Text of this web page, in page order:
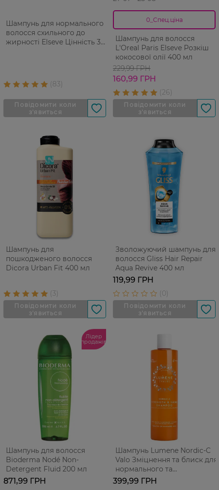
Шампунь для нормального
волосся схильного до
жирності Elseve Цінність 3
0_Спец.ціна
Шампунь для волосся
L'Oreal Paris Elseve Розкіш
кокосової олії 400 мл
229,99 ГРН
160,99 ГРН
Шампунь для
пошкодженого волосся
Dicora Urban Fit 400 мл
Зволожуючий шампунь для
волосся Gliss Hair Repair
Aqua Revive 400 мл
119,99 ГРН
Лідер
продажів
Шампунь для волосся
Bioderma Nodé Non-
Detergent Fluid 200 мл
871,99 ГРН
Шампунь Lumene Nordic-C
Valo Зміцнення та блиск для
нормального та
пошкодженого волосся 300
399,99 ГРН